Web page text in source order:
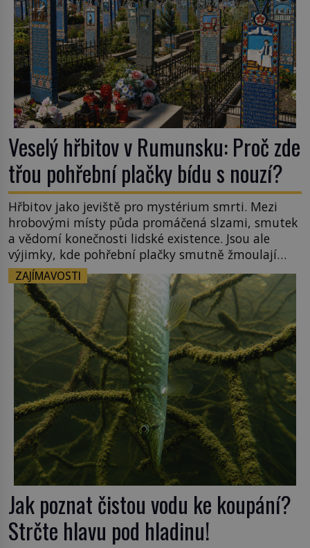
Veselý hřbitov v Rumunsku: Proč zde
třou pohřební plačky bídu s nouzí?
Hřbitov jako jeviště pro mystérium smrti. Mezi
hrobovými místy půda promáčená slzami, smutek
a vědomí konečnosti lidské existence. Jsou ale
výjimky, kde pohřební plačky smutně žmoulají
kapesníky nikoli při smutečním obřadu, ale při
pohledu na výši vyměřené podpory
v nezaměstnanosti. Kam vás pozveme? Unikátní
hřbitov, který si vysloužil název „Veselý“, najdeme
v rumunské vesnici Sapanta, nedaleko hranic […]
ZAJÍMAVOSTI
Jak poznat čistou vodu ke koupání?
Strčte hlavu pod hladinu!